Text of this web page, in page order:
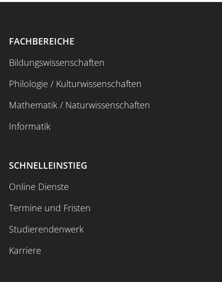
FACHBEREICHE
Bildungswissenschaften
Philologie / Kulturwissenschaften
Mathematik / Naturwissenschaften
Informatik
SCHNELLEINSTIEG
Online Dienste
Termine und Fristen
Studierendenwerk
Karriere